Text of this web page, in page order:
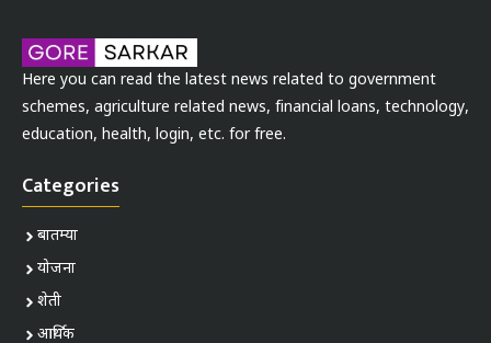
Here you can read the latest news related to government
schemes, agriculture related news, financial loans, technology,
education, health, login, etc. for free.
Categories
बातम्या
योजना
शेती
आर्थिक